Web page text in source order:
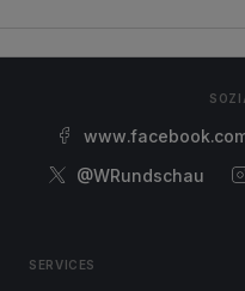
@WRundschau
SERVICES